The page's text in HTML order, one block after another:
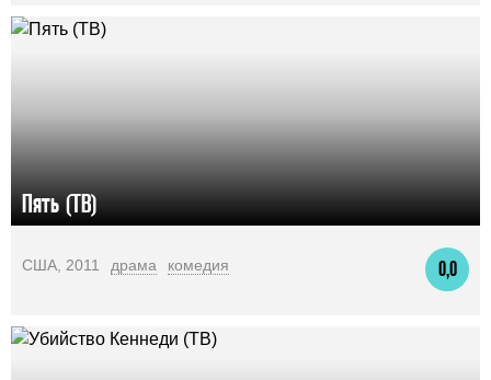
Пять (ТВ)
0,0
США, 2011 драма комедия